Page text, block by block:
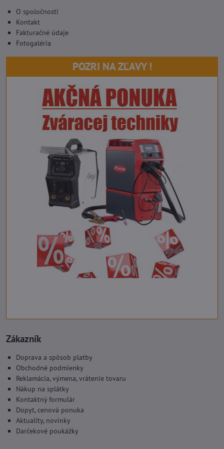
O spoločnosti
Kontakt
Fakturačné údaje
Fotogaléria
POZRI NA ZĽAVY !
Zákazník
Doprava a spôsob platby
Obchodné podmienky
Reklamácia, výmena, vrátenie tovaru
Nákup na splátky
Kontaktný formulár
Dopyt, cenová ponuka
Aktuality, novinky
Darčekové poukážky